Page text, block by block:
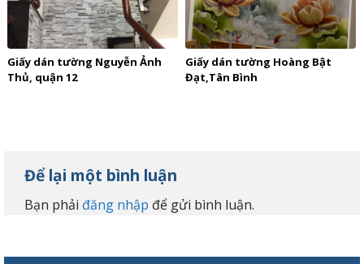
Giấy dán tường Nguyễn Ảnh
Thủ, quận 12
Giấy dán tường Hoàng Bật
Đạt,Tân Bình
Để lại một bình luận
Bạn phải đăng nhập để gửi bình luận.